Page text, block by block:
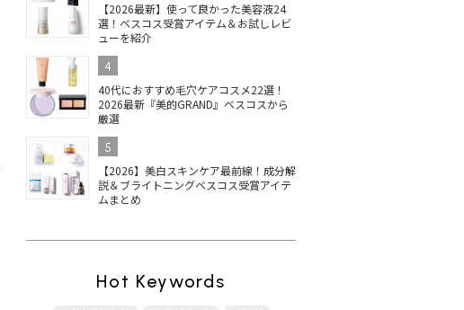
【2026最新】使って良かった美容液24
選！ベスコス受賞アイテム＆お試しレビ
ューを紹介
4
40代におすすめ毛穴ケアコスメ22選！
2026最新『美的GRAND』ベスコスから
厳選
5
【2026】美白スキンケア最前線！成分解
説＆ブライトニングベスコス受賞アイテ
ムまとめ
Hot Keywords